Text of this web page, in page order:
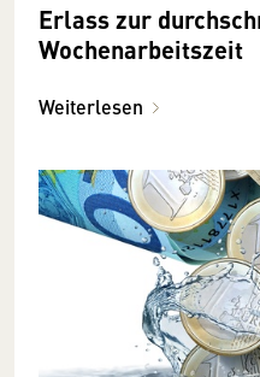
Erlass zur
Wochenarbeitszeit
Weiterlesen